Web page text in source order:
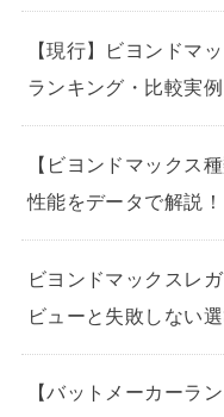
【現行】ビヨンドマ
ランキング・比較実例
【ビヨンドマックス
性能をデータで解説！
ビヨンドマックスレ
ビューと失敗しない
【バットメーカーラ